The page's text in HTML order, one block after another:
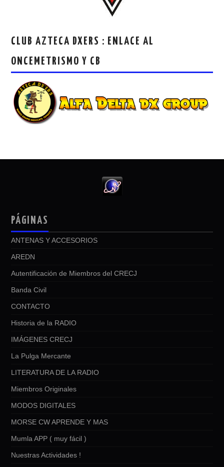
CLUB AZTECA DXERS : ENLACE AL
ONCEMETRISMO Y CB
PÁGINAS
ANTENAS Y ACCESORIOS
AREDN
Autentificación de Miembros del CRECJ
Banda Civil
CONTACTO
Historia de la RADIO
IMÁGENES CRECJ
La Pulga Mercante
LITERATURA DE LA RADIO
Miembros Originales
MODOS DIGITALES
MORSE CW APRENDE Y MAS
Mumla APP ( muy fácil )
Nuestras Actividades !